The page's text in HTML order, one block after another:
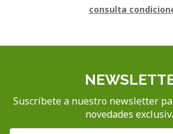
consulta
Suscríbete a nuestro newsletter
novedades